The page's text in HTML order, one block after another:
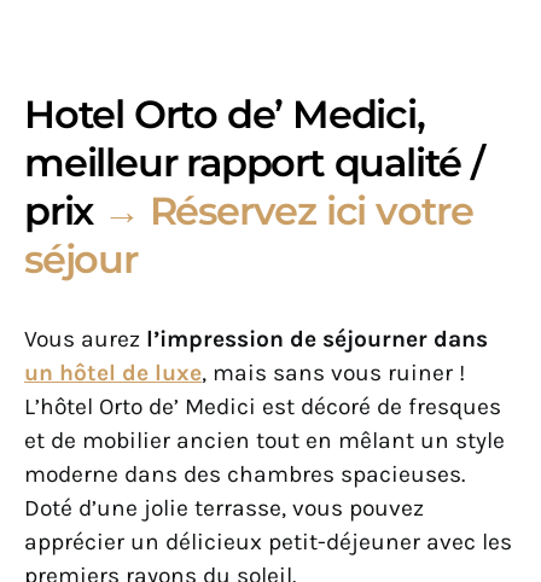
Hotel Orto de’ Medici,
meilleur rapport qualité /
prix → Réservez ici votre
séjour
Vous aurez l’impression de séjourner dans
un hôtel de luxe, mais sans vous ruiner !
L’hôtel Orto de’ Medici est décoré de fresques
et de mobilier ancien tout en mêlant un style
moderne dans des chambres spacieuses.
Doté d’une jolie terrasse, vous pouvez
apprécier un délicieux petit-déjeuner avec les
premiers rayons du soleil.